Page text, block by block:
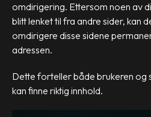
omdirigering. Ettersom noen av
blitt lenket til fra andre sider, kan
omdirigere disse sidene
adressen.
Dette forteller både brukeren og
kan finne riktig innhold.